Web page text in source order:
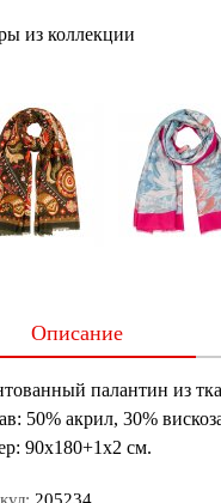
из коллекции
Описание
палантин из
50% акрил, 30%
90х180+1х2 см.